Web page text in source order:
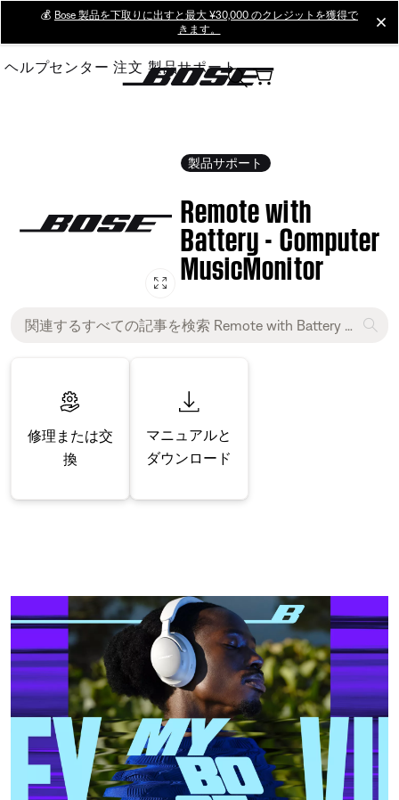
Main
💰 Bose 製品を下取りに出すと最大 ¥30,000 のクレジットを獲得で
きます。
ヘルプセンター 注文 製品サポート
製品サポート
Remote with
Battery - Computer
MusicMonitor
修理または交
換
マニュアルと
ダウンロード